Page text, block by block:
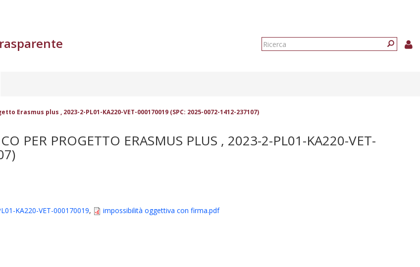
Form
plus , 2023-2-PL01-KA220-VET-000170019 (SPC: 2025-0072-1412-237107)
PER PROGETTO ERASMUS PLUS , 2023-2-PL01-KA220-VET-
KA220-VET-000170019,
impossibilità oggettiva con firma.pdf